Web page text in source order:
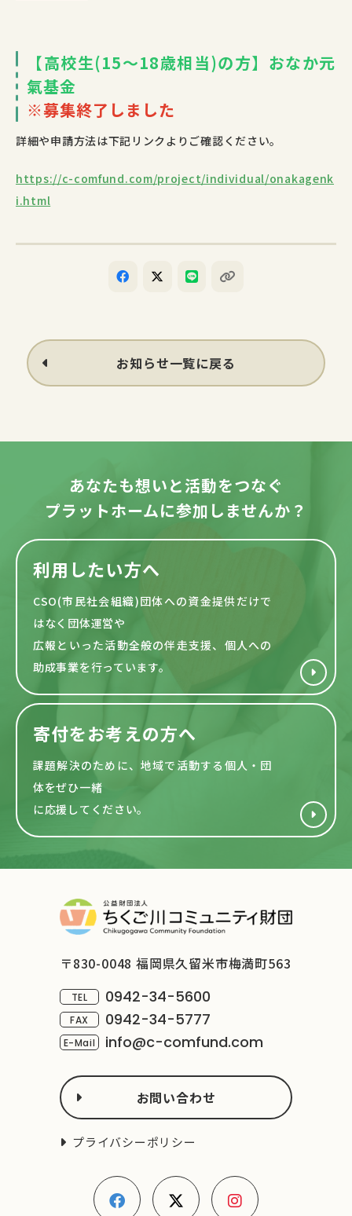
【高校生(15〜18歳相当)の方】おなか元
氣基金
※募集終了しました
詳細や申請方法は下記リンクよりご確認ください。
https://c-comfund.com/project/individual/onakagenk
i.html
お知らせ一覧に戻る
あなたも想いと活動をつなぐ
プラットホームに参加しませんか？
利用したい方へ
CSO(市民社会組織)団体への資金提供だけで
はなく団体運営や
広報といった活動全般の伴走支援、個人への
助成事業を行っています。
寄付をお考えの方へ
課題解決のために、地域で活動する 個人・団
体をぜひ一緒
に応援してください。
〒830-0048 福岡県久留米市梅満町563
TEL 0942-34-5600
FAX 0942-34-5777
E-Mail info@c-comfund.com
お問い合わせ
プライバシーポリシー